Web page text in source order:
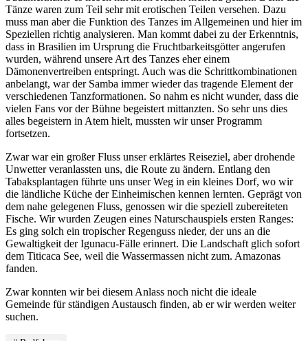
Tänze waren zum Teil sehr mit erotischen Teilen versehen. Dazu
muss man aber die Funktion des Tanzes im Allgemeinen und hier im
Speziellen richtig analysieren. Man kommt dabei zu der Erkenntnis,
dass in Brasilien im Ursprung die Fruchtbarkeitsgötter angerufen
wurden, während unsere Art des Tanzes eher einem
Dämonenvertreiben entspringt. Auch was die Schrittkombinationen
anbelangt, war der Samba immer wieder das tragende Element der
verschiedenen Tanzformationen. So nahm es nicht wunder, dass die
vielen Fans vor der Bühne begeistert mittanzten. So sehr uns dies
alles begeistern in Atem hielt, mussten wir unser Programm
fortsetzen.
Zwar war ein großer Fluss unser erklärtes Reiseziel, aber drohende
Unwetter veranlassten uns, die Route zu ändern. Entlang den
Tabaksplantagen führte uns unser Weg in ein kleines Dorf, wo wir
die ländliche Küche der Einheimischen kennen lernten. Geprägt von
dem nahe gelegenen Fluss, genossen wir die speziell zubereiteten
Fische. Wir wurden Zeugen eines Naturschauspiels ersten Ranges:
Es ging solch ein tropischer Regenguss nieder, der uns an die
Gewaltigkeit der Igunacu-Fälle erinnert. Die Landschaft glich sofort
dem Titicaca See, weil die Wassermassen nicht zum. Amazonas
fanden.
Zwar konnten wir bei diesem Anlass noch nicht die ideale
Gemeinde für ständigen Austausch finden, ab er wir werden weiter
suchen.